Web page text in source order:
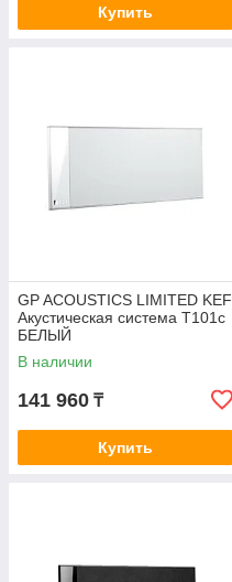
Купить
GP ACOUSTICS LIMITED KEF
Акустическая система T101c
БЕЛЫЙ
В наличии
141 960 ₸
Купить